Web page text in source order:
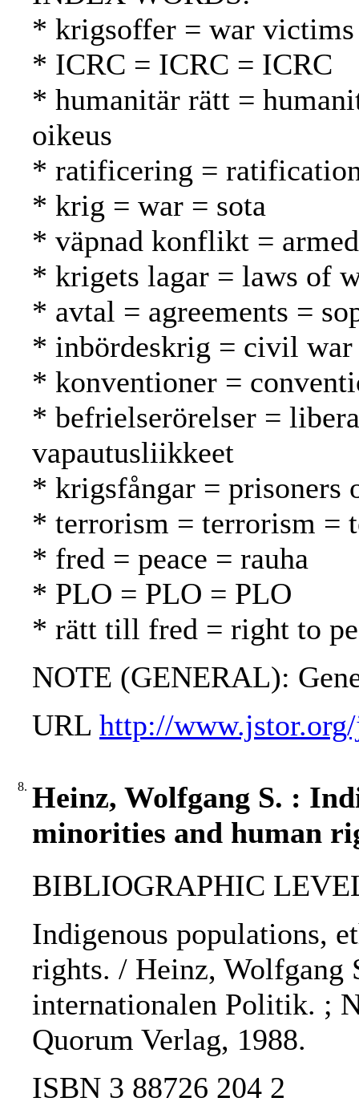
* krigsoffer = war victims
* ICRC = ICRC = ICRC
* humanitär rätt =
oikeus
* ratificering =
* krig = war = sota
* väpnad konflikt =
* krigets lagar = laws of
* avtal = agreements =
* inbördeskrig = civil war
* konventioner =
* befrielserörelser =
vapautusliikkeet
* krigsfångar = prisoners
* terrorism = terrorism =
* fred = peace = rauha
* PLO = PLO = PLO
* rätt till fred = right to
NOTE (GENERAL):
URL http://
8. Heinz, Wolfgang S. :
minorities and human
BIBLIOGRAPHIC
Indigenous populations,
rights. / Heinz, Wolfgang
internationalen Politik. ;
Quorum Verlag, 1988.
ISBN 3 88726 204 2